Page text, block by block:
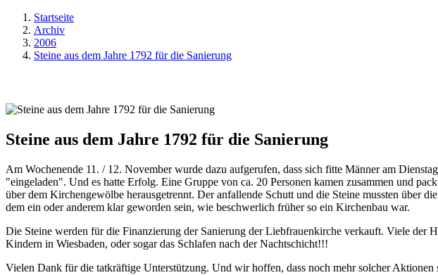
Startseite
Archiv
2006
Steine aus dem Jahre 1792 für die Sanierung
Steine aus dem Jahre 1792 für die Sanierung
Am Wochenende 11. / 12. November wurde dazu aufgerufen, dass sich fitte Männer am
"eingeladen". Und es hatte Erfolg. Eine Gruppe von ca. 20 Personen kamen zusammen und
über dem Kirchengewölbe herausgetrennt. Der anfallende Schutt und die Steine mussten über
dem ein oder anderem klar geworden sein, wie beschwerlich früher so ein Kirchenbau war.
Die Steine werden für die Finanzierung der Sanierung der Liebfrauenkirche verkauft. Viele der
Kindern in Wiesbaden, oder sogar das Schlafen nach der Nachtschicht!!!
Vielen Dank für die tatkräftige Unterstützung. Und wir hoffen, dass noch mehr solcher Aktionen